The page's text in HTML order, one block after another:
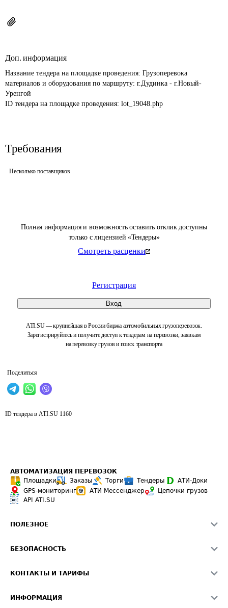
Полная информация и возможность оставить отклик доступны
только с лицензией «Тендеры»
Смотреть расценки
Регистрация
Вход
ATI.SU — крупнейшая в России биржа автомобильных грузоперевозок.
Зарегистрируйтесь и получите доступ к тендерам на перевозки, заявкам
на перевозку грузов и поиск транспорта
Поделиться
Доп. информация
Название тендера на площадке проведения: Грузоперевока
материалов и оборудования по маршруту: г.Дудинка - г.Новый-
Уренгой
ID тендера на площадке проведения: lot_19048.php
Требования
Несколько поставщиков
ID тендера в ATI.SU 1160
АВТОМАТИЗАЦИЯ ПЕРЕВОЗОК
Площадки
Заказы Торги Тендеры
АТИ-Доки
GPS-мониторинг
АТИ Мессенджер
Цепочки грузов
API ATI.SU
ПОЛЕЗНОЕ
Звезды ATI.SU на вашем сайте
Средние ставки
БЕЗОПАСНОСТЬ
Светофор+
КОНТАКТЫ И ТАРИФЫ
ИНФОРМАЦИЯ